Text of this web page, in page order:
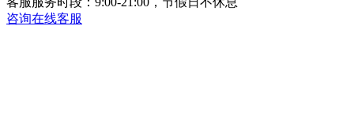
咨询在线客服